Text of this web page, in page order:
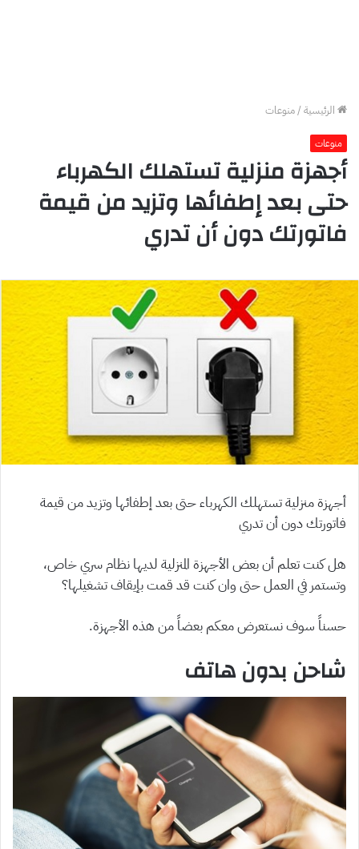
الرئيسية/منوعات
منوعات
أجهزة منزلية تستهلك الكهرباء
حتى بعد إطفائها وتزيد من قيمة
فاتورتك دون أن تدري
أجهزة منزلية تستهلك الكهرباء حتى بعد إطفائها وتزيد من قيمة
فاتورتك دون أن تدري
هل كنت تعلم أن بعض الأجهزة المنزلية لديها نظام سري خاص،
وتستمر في العمل حتى وان كنت قد قمت بإيقاف تشغيلها؟
حسناً سوف نستعرض معكم بعضاً من هذه الأجهزة.
شاحن بدون هاتف